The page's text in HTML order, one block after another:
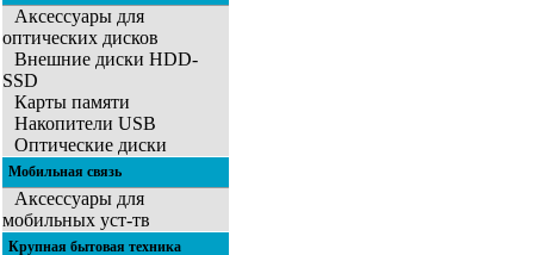
Аксессуары для
оптических дисков
Внешние диски HDD-
SSD
Карты памяти
Накопители USB
Оптические диски
Мобильная связь
Аксессуары для
мобильных уст-тв
Крупная бытовая техника